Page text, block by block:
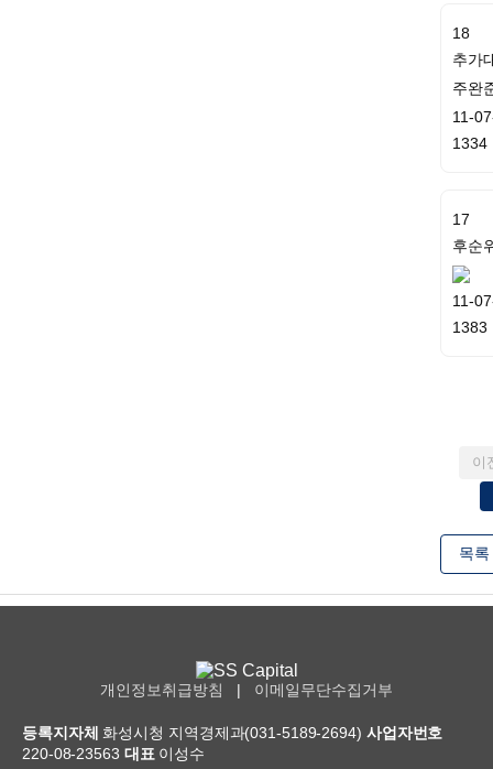
18
추가
주완
11-
1334
17
후순
11-
1383
이
목록
개인정보취급방침 | 이메일무단수집거부
등록지자체 화성시청 지역경제과(031-5189-2694) 사업자번호
220-08-23563 대표 이성수